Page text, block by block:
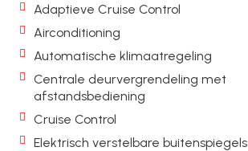
Adaptieve Cruise Control
Airconditioning
Automatische klimaatregeling
Centrale deurvergrendeling met
afstandsbediening
Cruise Control
Elektrisch verstelbare buitenspiegels